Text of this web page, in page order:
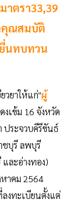
าตรา33,39
คุณสมบัติ
นทบทวน
วยาให้แก่"ผู้
เข้ม 16 จังหวัด
ประจวบคีรีขันธ์
ชบุรี ลพบุรี
ละอ่างทอง)
าคม 2564
งทะเบียนตั้งแต่